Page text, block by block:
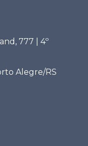
777 | 4º
Alegre/RS